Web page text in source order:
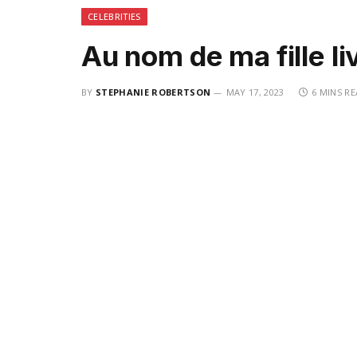
CELEBRITIES
Au nom de ma fille
BY STEPHANIE ROBERTSON MAY 17, 2023 6 MINS